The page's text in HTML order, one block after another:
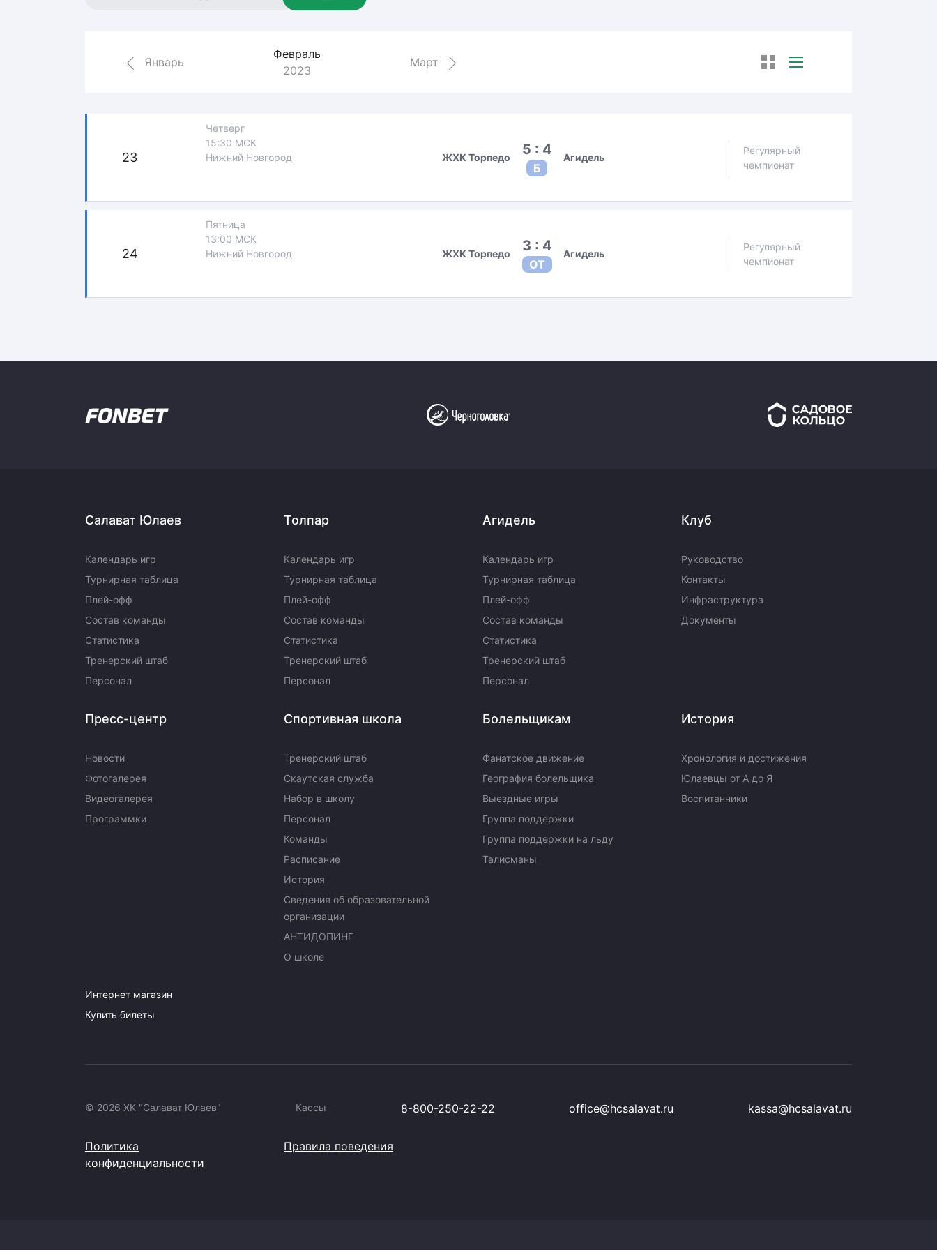
Амур
Январь
Февраль
2023
Март
23
Четверг
15:30 МСК
Нижний Новгород
ЖХК Торпедо 5 : 4
Б
Агидель
Регулярный
чемпионат
24
Пятница
13:00 МСК
Нижний Новгород
ЖХК Торпедо 3 : 4
ОТ
Агидель
Регулярный
чемпионат
Салават Юлаев
Календарь игр
Турнирная таблица
Плей-офф
Состав команды
Статистика
Тренерский штаб
Персонал
Толпар
Календарь игр
Турнирная таблица
Плей-офф
Состав команды
Статистика
Тренерский штаб
Персонал
Агидель
Календарь игр
Турнирная таблица
Плей-офф
Состав команды
Статистика
Тренерский штаб
Персонал
Клуб
Руководство
Контакты
Инфраструктура
Документы
Пресс-центр
Новости
Фотогалерея
Видеогалерея
Программки
Спортивная школа
Тренерский штаб
Скаутская служба
Набор в школу
Персонал
Команды
Расписание
История
Сведения об образовательной
организации
АНТИДОПИНГ
О школе
Болельщикам
Фанатское движение
География болельщика
Выездные игры
Группа поддержки
Группа поддержки на льду
Талисманы
История
Хронология и достижения
Юлаевцы от А до Я
Воспитанники
Интернет магазин
Купить билеты
© 2026 ХК "Салават Юлаев" Кассы 8-800-250-22-22 office@hcsalavat.ru kassa@hcsalavat.ru
Политика
конфиденциальности
Правила поведения